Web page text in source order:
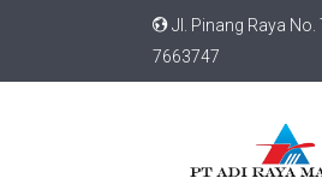
Jl. Pinang Raya
7663747